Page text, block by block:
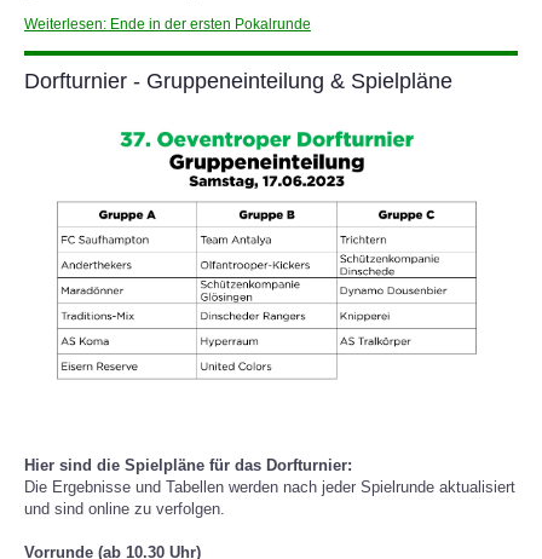
Weiterlesen: Ende in der ersten Pokalrunde
Dorfturnier - Gruppeneinteilung & Spielpläne
Hier sind die Spielpläne für das Dorfturnier:
Die Ergebnisse und Tabellen werden nach jeder Spielrunde aktualisiert
und sind online zu verfolgen.
Vorrunde (ab 10.30 Uhr)